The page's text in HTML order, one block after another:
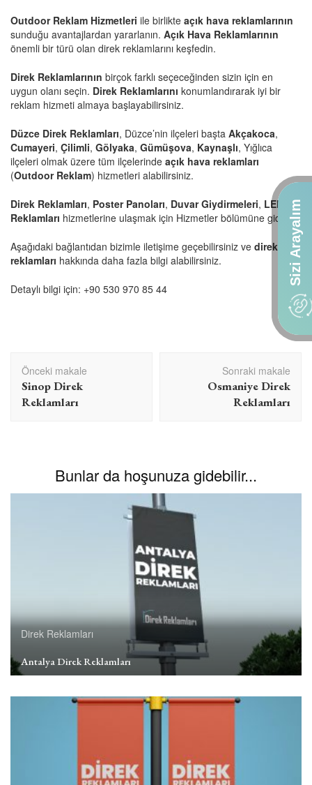
Outdoor Reklam Hizmetleri ile birlikte açık hava reklamlarının
sunduğu avantajlardan yararlanın. Açık Hava Reklamlarının
önemli bir türü olan direk reklamlarını keşfedin.
Direk Reklamlarının birçok farklı seçeceğinden sizin için en
uygun olanı seçin. Direk Reklamlarını konumlandırarak iyi bir
reklam hizmeti almaya başlayabilirsiniz.
Düzce Direk Reklamları, Düzce’nin ilçeleri başta Akçakoca,
Cumayeri, Çilimli, Gölyaka, Gümüşova, Kaynaşlı, Yığlıca
ilçeleri olmak üzere tüm ilçelerinde açık hava reklamları
(Outdoor Reklam) hizmetleri alabilirsiniz.
Direk Reklamları, Poster Panoları, Duvar Giydirmeleri, LED Tv
Reklamları hizmetlerine ulaşmak için Hizmetler bölümüne gidin.
Aşağıdaki bağlantıdan bizimle iletişime geçebilirsiniz ve direk
reklamları hakkında daha fazla bilgi alabilirsiniz.
Detaylı bilgi için: +90 530 970 85 44
dolaşımı
Önceki makale
Sinop Direk
Reklamları
Sonraki makale
Osmaniye Direk
Reklamları
Bunlar da hoşunuza gidebilir...
Direk Reklamları
Antalya Direk Reklamları
Sizi Arayalım